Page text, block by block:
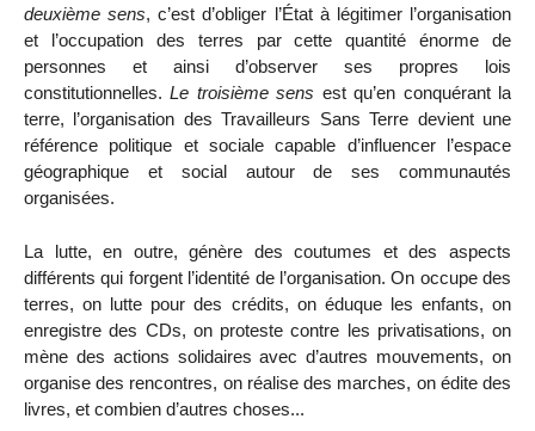
deuxième sens, c’est d’obliger l’État à légitimer l’organisation
et l’occupation des terres par cette quantité énorme de
personnes et ainsi d’observer ses propres lois
constitutionnelles.Le troisième sens est qu’en conquérant la
terre, l’organisation des Travailleurs Sans Terre devient une
référence politique et sociale capable d’influencer l’espace
géographique et social autour de ses communautés
organisées.
La lutte, en outre, génère des coutumes et des aspects
différents qui forgent l’identité de l’organisation. On occupe des
terres, on lutte pour des crédits, on éduque les enfants, on
enregistre des CDs, on proteste contre les privatisations, on
mène des actions solidaires avec d’autres mouvements, on
organise des rencontres, on réalise des marches, on édite des
livres, et combien d’autres choses...